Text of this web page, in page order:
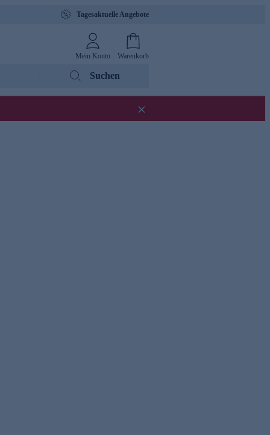
Tagesaktuelle Angebote
Mein Konto Warenkorb
Suchen